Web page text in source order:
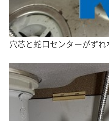
穴芯と蛇口センターがず